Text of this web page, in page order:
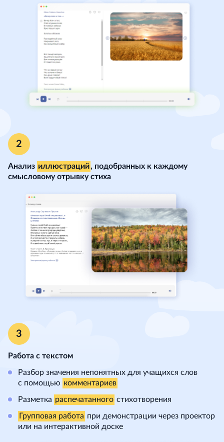
Анализ иллюстраций, подобранных к каждому
смысловому отрывку стиха
Работа с текстом
Разбор значения непонятных для учащихся слов
с помощью комментариев
Разметка распечатанного стихотворения
Групповая работа при демонстрации через проектор
или на интерактивной доске